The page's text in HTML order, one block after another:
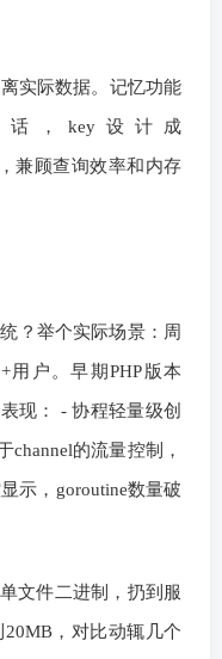
实际数据。记忆功能
话，key设计成
，兼顾查询效率和内存
？举个实际场景：周
用户。早期PHP版本
现： - 协程轻量级创
的流量控制，
示，goroutine数量破
文件二进制，扔到服
，对比动辄几个